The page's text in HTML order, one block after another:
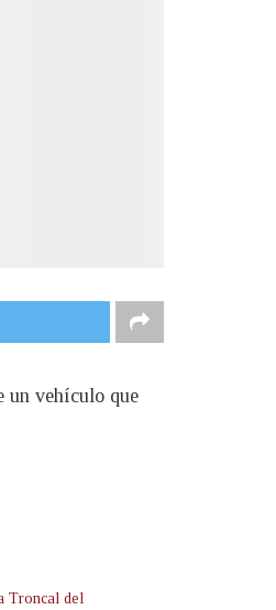
un vehículo que
Troncal del